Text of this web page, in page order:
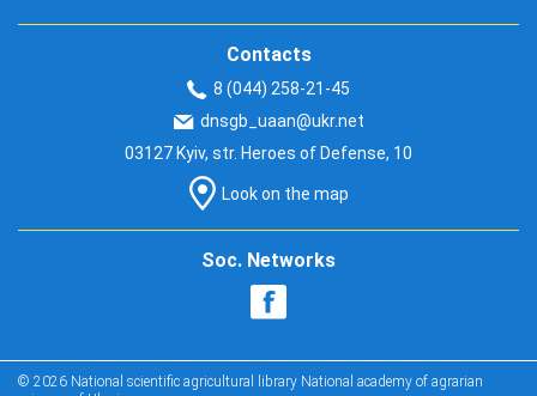
Contacts
8 (044) 258-21-45
dnsgb_uaan@ukr.net
03127 Kyiv, str. Heroes of Defense, 10
Look on the map
Soc. Networks
© 2026 National scientific agricultural library National academy of agrarian